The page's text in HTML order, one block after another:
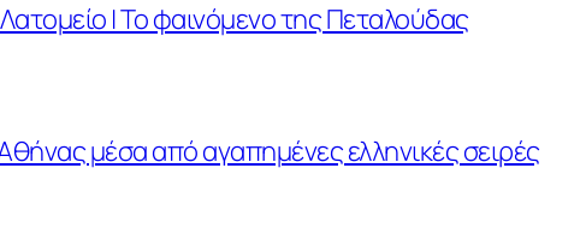
| Το φαινόμενο της Πεταλούδας
μέσα από αγαπημένες ελληνικές σειρές